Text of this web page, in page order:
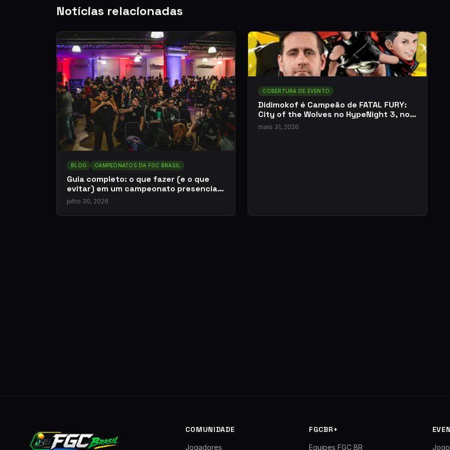
Notícias relacionadas
BLOG CAMPEONATOS DA FGC BRASIL
Guia completo: o que fazer (e o que
evitar) em um campeonato presencial
de jogos de luta
julho 30, 2026
COBERTURA DE EVENTO
Didimokof é Campeão de FATAL FURY:
City of the Wolves no HypeNight 3, no
Peru
maio 31, 2026
COMUNIDADE
Jogadores
FGCBR+
Equipes FGC BR